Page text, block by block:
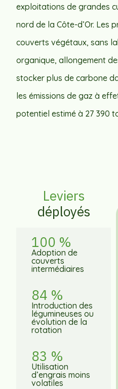
exploitations de grandes
nord de la Côte-d’Or. Les
couverts végétaux, sans
organique, allongement
stocker plus de carbone
les émissions de gaz à
potentiel estimé à 27 390
Leviers
déployés
100 %
Adoption de
couverts
intermédiaires
84 %
Introduction des
légumineuses ou
évolution de la
rotation
83 %
Utilisation
d’engrais moins
volatiles